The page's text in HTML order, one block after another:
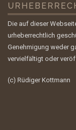
Die auf dieser
urheberrechtlich
Genehmigung weder
vervielfältigt oder
(c) Rüdiger Kottmann